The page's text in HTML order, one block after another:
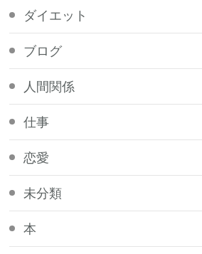
ダイエット
ブログ
人間関係
仕事
恋愛
未分類
本